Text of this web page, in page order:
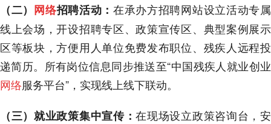
（二） 网络招聘活动： 在承办方招聘网站设立活动专属
线上会场，开设招聘专区、政策宣传区、典型案例展示
区等板块，方便用人单位免费发布职位、残疾人远程投
递简历。所有岗位信息同步推送至“中国残疾人就业创业
网络服务平台”，实现线上线下联动。
（三）就业政策集中宣传：在现场设立政策咨询台，安